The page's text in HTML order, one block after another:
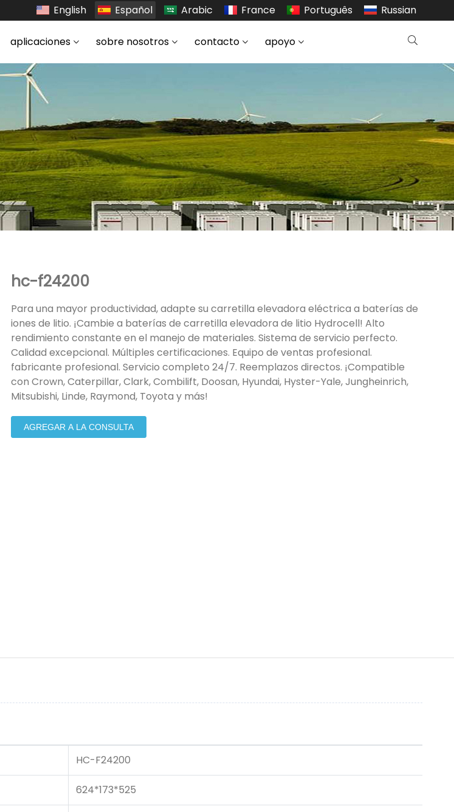
English Español Arabic France Português Russian
aplicaciones sobre nosotros contacto apoyo
hc-f24200
Para una mayor productividad, adapte su carretilla elevadora eléctrica a baterías de
iones de litio. ¡Cambie a baterías de carretilla elevadora de litio Hydrocell! Alto
rendimiento constante en el manejo de materiales. Sistema de servicio perfecto.
Calidad excepcional. Múltiples certificaciones. Equipo de ventas profesional.
fabricante profesional. Servicio completo 24/7. Reemplazos directos. ¡Compatible
con Crown, Caterpillar, Clark, Combilift, Doosan, Hyundai, Hyster-Yale, Jungheinrich,
Mitsubishi, Linde, Raymond, Toyota y más!
AGREGAR A LA CONSULTA
HC-F24200
624*173*525